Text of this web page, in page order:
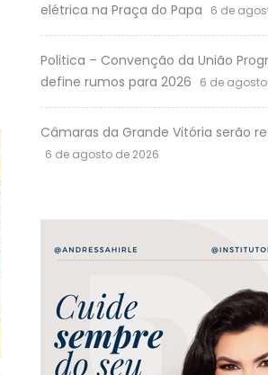
elétrica na Praça do Papa
6 de
Politica – Convenção da União
define rumos para 2026
6 de
Câmaras da Grande Vitória serão
6 de agosto de 2026